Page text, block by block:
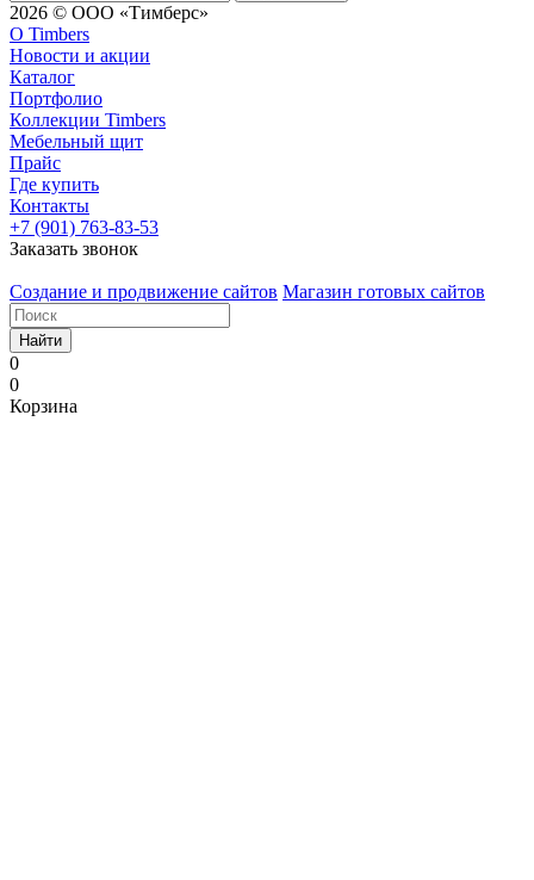
2026 © ООО «Тимберс»
О Timbers
Новости и акции
Каталог
Портфолио
Коллекции Timbers
Мебельный щит
Прайс
Где купить
Контакты
+7 (901) 763-83-53
Заказать звонок
Создание и продвижение сайтов Магазин готовых сайтов
Найти
0
0
Корзина